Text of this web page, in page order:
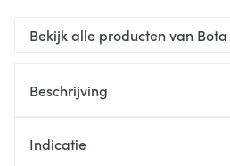
Bekijk alle producten van Bota
Beschrijving
Indicatie